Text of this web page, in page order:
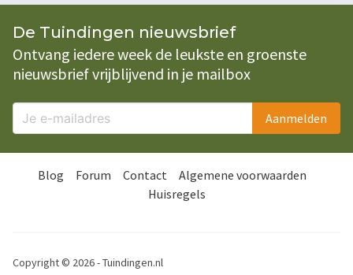
De Tuindingen nieuwsbrief
Ontvang iedere week de leukste en groenste
nieuwsbrief vrijblijvend in je mailbox
Aanmelden
Blog Forum Contact
Algemene voorwaarden
Huisregels
Copyright © 2026 - Tuindingen.nl